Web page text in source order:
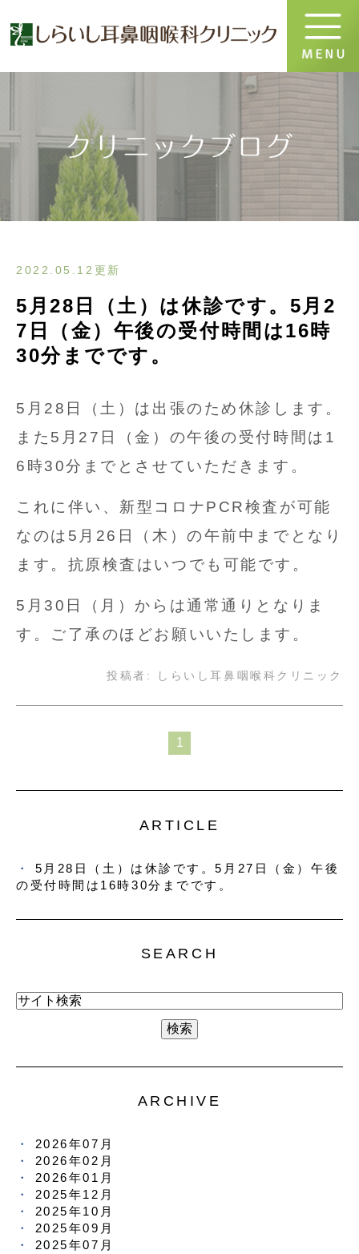
クリニックブログ
2022.05.12更新
5月28日（土）は休診です。5月2
7日（金）午後の受付時間は16時
30分までです。
5月28日（土）は出張のため休診します。
また5月27日（金）の午後の受付時間は1
6時30分までとさせていただきます。
これに伴い、新型コロナPCR検査が可能
なのは5月26日（木）の午前中までとなり
ます。抗原検査はいつでも可能です。
5月30日（月）からは通常通りとなりま
す。ご了承のほどお願いいたします。
投稿者: しらいし耳鼻咽喉科クリニック
1
ARTICLE
5月28日（土）は休診です。5月27日（金）午後
の受付時間は16時30分までです。
SEARCH
ARCHIVE
2026年07月
2026年02月
2026年01月
2025年12月
2025年10月
2025年09月
2025年07月